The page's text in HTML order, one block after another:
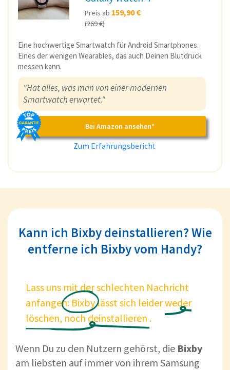
Preis ab 159,90 €
(269 €)
Eine hochwertige Smartwatch für Android Smartphones.
Eines der wenigen Wearables, das auch Deinen Blutdruck
messen kann.
"Hat alles, was man von einer modernen
Smartwatch erwartet."
Bei Amazon ansehen*
Zum Erfahrungsbericht
Kann ich Bixby deinstallieren? Wie
entferne ich Bixby vom Handy?
Lass uns mit der schlechten Nachricht
anfangen: Bixbylässt sich leiderweder
löschen, noch deinstallieren .
Wenn Du zu den Nutzern gehörst, die Bixby
am liebsten auf immer von ihrem Samsung